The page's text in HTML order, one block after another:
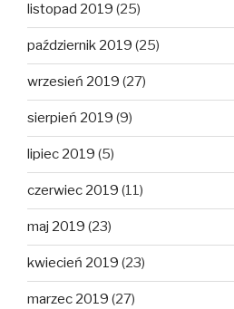
listopad 2019 (25)
październik 2019 (25)
wrzesień 2019 (27)
sierpień 2019 (9)
lipiec 2019 (5)
czerwiec 2019 (11)
maj 2019 (23)
kwiecień 2019 (23)
marzec 2019 (27)